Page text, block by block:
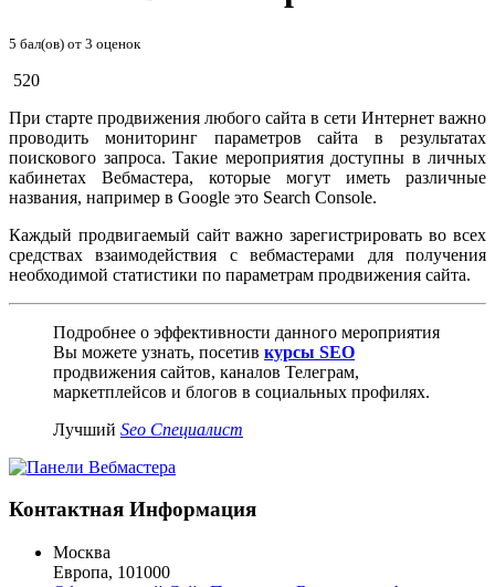
5 бал(ов) от 3 оценок
520
При старте продвижения любого сайта в сети Интернет важно
проводить мониторинг параметров сайта в результатах
поискового запроса. Такие мероприятия доступны в личных
кабинетах Вебмастера, которые могут иметь различные
названия, например в Google это Search Console.
Каждый продвигаемый сайт важно зарегистрировать во всех
средствах взаимодействия с вебмастерами для получения
необходимой статистики по параметрам продвижения сайта.
Подробнее о эффективности данного мероприятия
Вы можете узнать, посетив курсы SEO
продвижения сайтов, каналов Телеграм,
маркетплейсов и блогов в социальных профилях.
Лучший Seo Специалист
Контактная Информация
Москва
Европа, 101000